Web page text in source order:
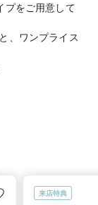
プをご用意して
、ワンプライス
来店特典